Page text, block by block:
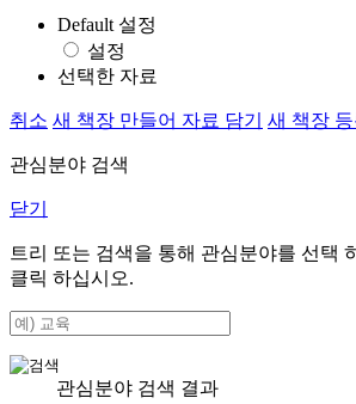
Default 설정
설정
선택한 자료
취소 새 책장 만들어 자료 담기 새 책장
관심분야 검색
닫기
트리 또는 검색을 통해 관심분야를 선택
클릭 하십시오.
관심분야 검색 결과